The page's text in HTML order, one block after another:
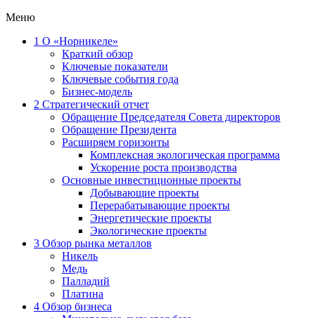
Меню
1 О «Норникеле»
Краткий обзор
Ключевые показатели
Ключевые события года
Бизнес-модель
2 Стратегический отчет
Обращение Председателя Совета директоров
Обращение Президента
Расширяем горизонты
Комплексная экологическая программа
Ускорение роста производства
Основные инвестиционные проекты
Добывающие проекты
Перерабатывающие проекты
Энергетические проекты
Экологические проекты
3 Обзор рынка металлов
Никель
Медь
Палладий
Платина
4 Обзор бизнеса